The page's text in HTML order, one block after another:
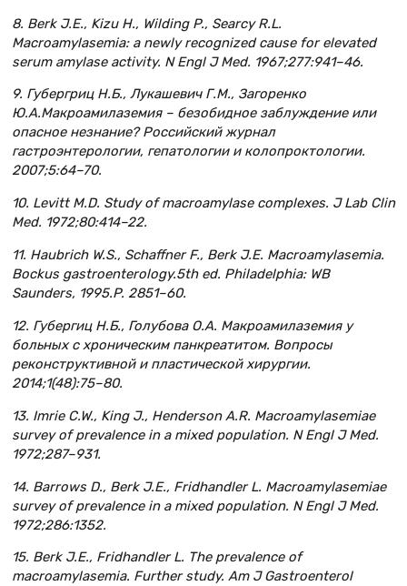
8. Berk J.E., Kizu H., Wilding P., Searcy R.L.
Macroamylasemia: a newly recognized cause for elevated
serum amylase activity. N Engl J Med. 1967;277:941–46.
9. Губергриц Н.Б., Лукашевич Г.М., Загоренко
Ю.А.Макроамилаземия – безобидное заблуждение или
опасное незнание? Российский журнал
гастроэнтерологии, гепатологии и колопроктологии.
2007;5:64–70.
10. Levitt M.D. Study of macroamylase complexes. J Lab Clin
Med. 1972;80:414–22.
11. Haubrich W.S., Schaffner F., Berk J.E. Macroamylasemia.
Bockus gastroenterology.5th ed. Philadelphia: WB
Saunders, 1995.P. 2851–60.
12. Губергиц Н.Б., Голубова О.А. Макроамилаземия у
больных с хроническим панкреатитом. Вопросы
реконструктивной и пластической хирургии.
2014;1(48):75–80.
13. Imrie C.W., King J., Henderson A.R. Macroamylasemiae
survey of prevalence in a mixed population. N Engl J Med.
1972;287–931.
14. Barrows D., Berk J.E., Fridhandler L. Macroamylasemiae
survey of prevalence in a mixed population. N Engl J Med.
1972;286:1352.
15. Berk J.E., Fridhandler L. The prevalence of
macroamylasemia. Further study. Am J Gastroenterol